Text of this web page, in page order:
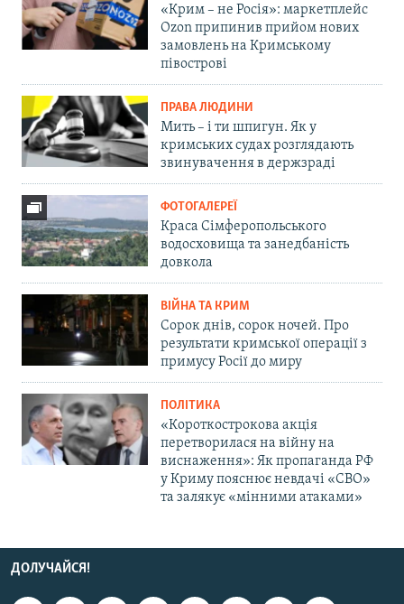
«Крим – не Росія»: маркетплейс
Ozon припинив прийом нових
замовлень на Кримському
півострові
ПРАВА ЛЮДИНИ
Мить – і ти шпигун. Як у
кримських судах розглядають
звинувачення в держзраді
ФОТОГАЛЕРЕЇ
Краса Сімферопольського
водосховища та занедбаність
довкола
ВІЙНА ТА КРИМ
Сорок днів, сорок ночей. Про
результати кримської операції з
примусу Росії до миру
ПОЛІТИКА
«Короткострокова акція
перетворилася на війну на
виснаження»: Як пропаганда РФ
у Криму пояснює невдачі «СВО»
та залякує «мінними атаками»
ДОЛУЧАЙСЯ!